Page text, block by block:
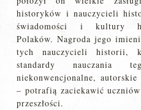
historyków i nauczycieli
świadomości i kultury
Polaków. Nagroda jego
tych nauczycieli historii,
standardy nauczania
niekonwencjonalne,
– potrafią zaciekawić
przeszłości.